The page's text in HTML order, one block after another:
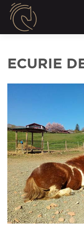
ECURIE
Panneau de